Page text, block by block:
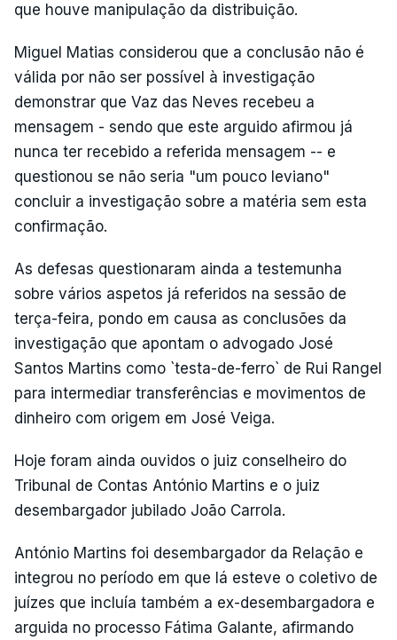
que houve manipulação da distribuição.
Miguel Matias considerou que a conclusão não é
válida por não ser possível à investigação
demonstrar que Vaz das Neves recebeu a
mensagem - sendo que este arguido afirmou já
nunca ter recebido a referida mensagem -- e
questionou se não seria "um pouco leviano"
concluir a investigação sobre a matéria sem esta
confirmação.
As defesas questionaram ainda a testemunha
sobre vários aspetos já referidos na sessão de
terça-feira, pondo em causa as conclusões da
investigação que apontam o advogado José
Santos Martins como `testa-de-ferro` de Rui Rangel
para intermediar transferências e movimentos de
dinheiro com origem em José Veiga.
Hoje foram ainda ouvidos o juiz conselheiro do
Tribunal de Contas António Martins e o juiz
desembargador jubilado João Carrola.
António Martins foi desembargador da Relação e
integrou no período em que lá esteve o coletivo de
juízes que incluía também a ex-desembargadora e
arguida no processo Fátima Galante, afirmando